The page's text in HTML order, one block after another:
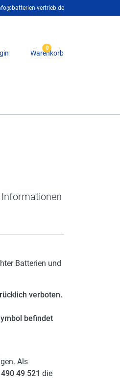
vertrieb.de
0
Warenkorb
Informationen
Batterien und
verboten.
befindet
Als
49 521 die